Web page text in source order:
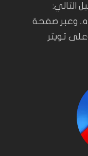
التالي:
almasalahsources@gmail.com.. وعبر صفحة
تويتر